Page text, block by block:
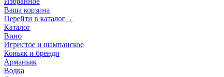
Ваша корзина
Перейти в каталог→
Каталог
Вино
Игристое и шампанское
Коньяк и бренди
Арманьяк
Водка